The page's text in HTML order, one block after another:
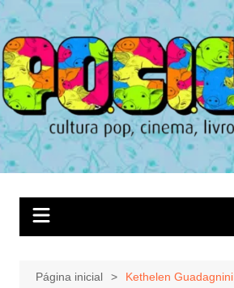
Ir
para
o
conteúdo
Página inicial Kethelen Guadagnini